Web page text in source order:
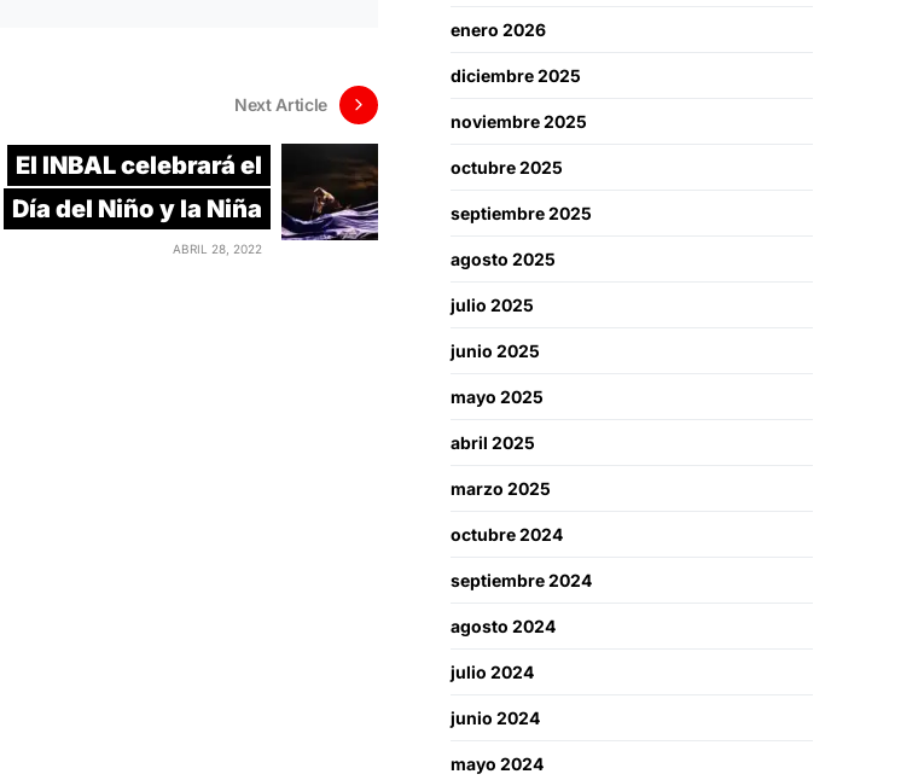
Next Article
El INBAL celebrará el
Día del Niño y la Niña
ABRIL 28, 2022
enero 2026
diciembre 2025
noviembre 2025
octubre 2025
septiembre 2025
agosto 2025
julio 2025
junio 2025
mayo 2025
abril 2025
marzo 2025
octubre 2024
septiembre 2024
agosto 2024
julio 2024
junio 2024
mayo 2024